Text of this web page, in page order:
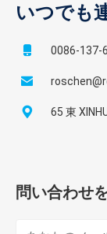
いつでも
0086-137-
65 東
問い合わせ